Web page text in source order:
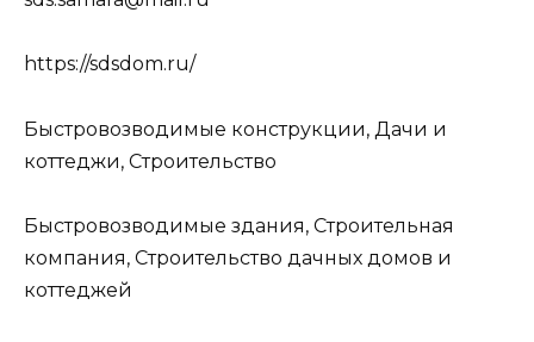
https://sdsdom.ru/
Быстровозводимые конструкции, Дачи и
коттеджи, Строительство
Быстровозводимые здания, Строительная
компания, Строительство дачных домов и
коттеджей